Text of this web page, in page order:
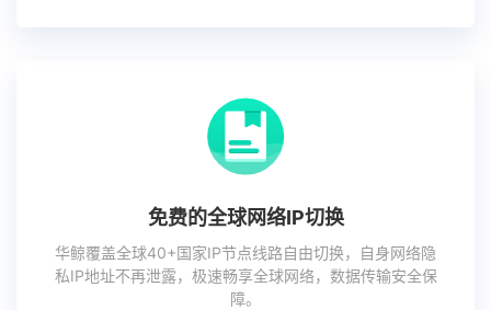
免费的全球网络IP切换
华鲸覆盖全球40+国家IP节点线路自由切换，自身网络隐
私IP地址不再泄露，极速畅享全球网络，数据传输安全保
障。